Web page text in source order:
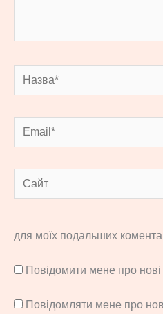
Назва*
Email*
Сайт
для моїх подальших
Повідомити мене про
Повідомляти мене про